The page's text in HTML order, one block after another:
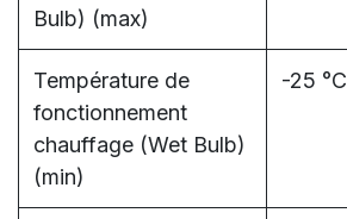
Bulb) (max)
Température de
fonctionnement
chauffage (Wet Bulb)
(min)
-25 °C